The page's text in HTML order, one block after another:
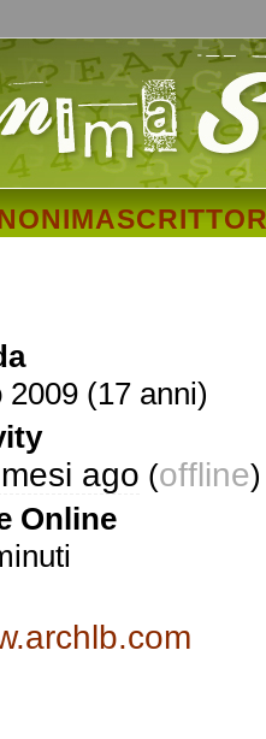
2009 (17 anni)
ago (offline)
Online